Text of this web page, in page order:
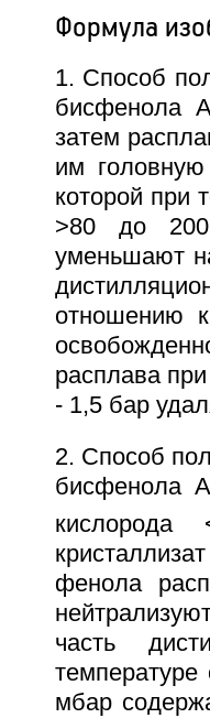
Формула
1. Способ
бисфенола
затем
им
которой при
>80 до
уменьшают
отношению
расплава
- 1,5 бар
2. Способ
бисфенола
фенола
часть
мбар